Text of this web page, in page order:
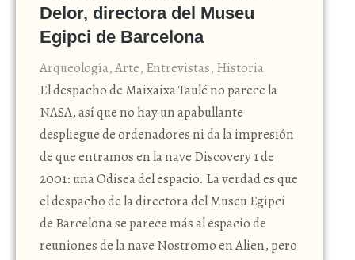
Delor, directora del Museu
Egipci de Barcelona
Arqueología,Arte, Entrevistas, Historia
El despacho de Maixaixa Taulé no parece la
NASA, así que no hay un apabullante
despliegue de ordenadores ni da la impresión
de que entramos en la nave Discovery 1 de
2001: una Odisea del espacio. La verdad es que
el despacho de la directora del Museu Egipci
de Barcelona se parece más al espacio de
reuniones de la nave Nostromo en Alien, pero